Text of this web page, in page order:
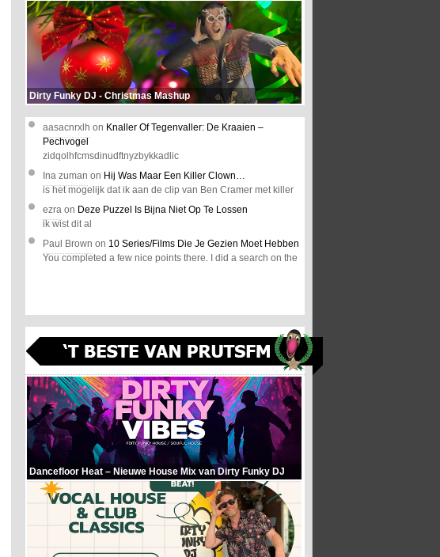
Dirty Funky DJ - Christmas Mashup
aasacnrxlh on Knaller Of Tegenvaller: De Kraaien –
Pechvogel
zidqolhfcmsdinudftnyzbykkadlic
Ina zuman on Hij Was Maar Een Killer Clown…
is het mogelijk dat ik aan de clip van Ben Cramer met killer
ezra on Deze Puzzel Is Bijna Niet Op Te Lossen
ik wist dit al
Paul Brown on 10 Series/Films Die Je Gezien Moet Hebben
You completed a few nice points there. I did a search on the
Dancefloor Heat – Nieuwe House Mix van Dirty Funky DJ